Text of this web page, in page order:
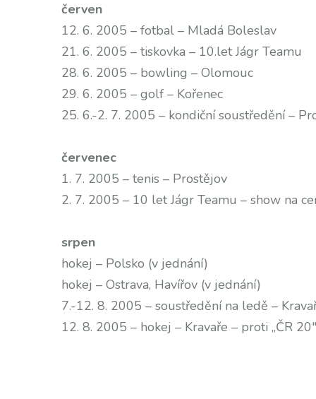
červen
12. 6. 2005 – fotbal – Mladá Boleslav
21. 6. 2005 – tiskovka – 10.let Jágr Teamu
28. 6. 2005 – bowling – Olomouc
29. 6. 2005 – golf – Kořenec
25. 6.-2. 7. 2005 – kondiční soustředění –
červenec
1. 7. 2005 – tenis – Prostějov
2. 7. 2005 – 10 let Jágr Teamu – show na
srpen
hokej – Polsko (v jednání)
hokej – Ostrava, Havířov (v jednání)
7.-12. 8. 2005 – soustředění na ledě –
12. 8. 2005 – hokej – Kravaře – proti „ČR 20"